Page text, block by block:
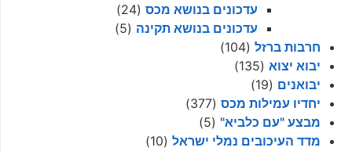
עדכונים בנושא מכס (24)
עדכונים בנושא תקינה (5)
חרבות ברזל (104)
יבוא יצוא (135)
יבואנים (19)
יחדיו עמילות מכס (377)
מבצע "עם כלביא" (5)
מדד העיכובים נמלי ישראל (10)